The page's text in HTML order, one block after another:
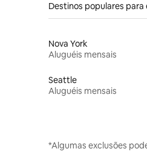
Destinos populares
Nova York
Aluguéis mensais
Seattle
Aluguéis mensais
*Algumas exclusões